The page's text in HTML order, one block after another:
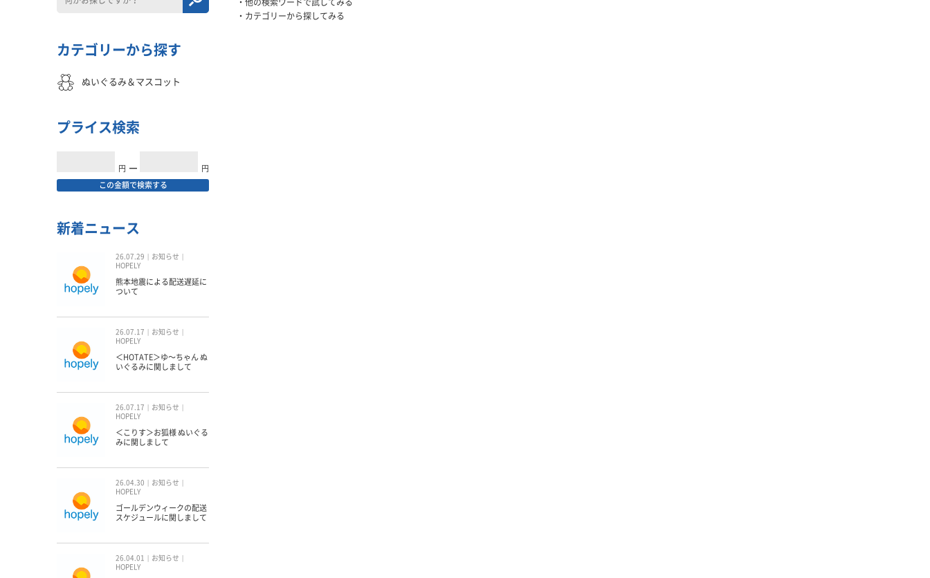
他の検索ワードで試してみる
カテゴリーから探してみる
カテゴリーから探す
ぬいぐるみ＆マスコット
プライス検索
円 ━ 円
この金額で検索する
新着ニュース
26.07.29
お知らせ
HOPELY
熊本地震による配送遅延に
ついて
26.07.17
お知らせ
HOPELY
＜HOTATE＞ゆ〜ちゃん ぬ
いぐるみに関しまして
26.07.17
お知らせ
HOPELY
＜こりす＞お狐様 ぬいぐる
みに関しまして
26.04.30
お知らせ
HOPELY
ゴールデンウィークの配送
スケジュールに関しまして
26.04.01
お知らせ
HOPELY